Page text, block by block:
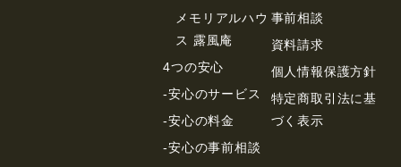
メモリアルハウ
ス 露風庵
4つの安心
-安心のサービス
-安心の料金
-安心の事前相談
事前相談
資料請求
個⼈情報保護⽅針
特定商取引法に基
づく表⽰